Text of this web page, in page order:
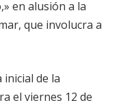
en alusión a la
que involucra a
inicial de la
el viernes 12 de